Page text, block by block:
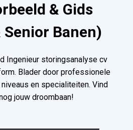
& Gids
Senior Banen)
Ingenieur storingsanalyse cv
Blader door professionele
en specialiteiten. Vind
jouw droombaan!